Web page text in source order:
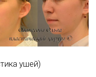
ушей)